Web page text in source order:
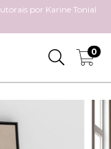
por Karine Tonial
0